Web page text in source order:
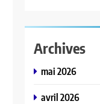
Archives
mai 2026
avril 2026